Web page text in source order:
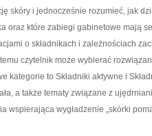
skóry i jednocześnie rozumieć, jak
oraz które zabiegi gabinetowe mają
o składnikach i zależnościach
czytelnik może wybierać
kategorie to Składniki aktywne i
a także tematy związane z
wygładzenie „skórki